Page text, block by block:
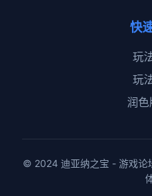
快
玩
玩
润色
© 2024 迪亚纳之宝 - 游戏论